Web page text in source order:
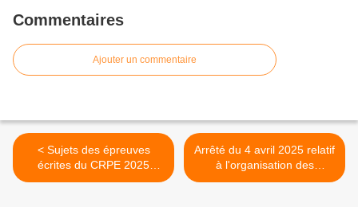
Commentaires
Ajouter un commentaire
< Sujets des épreuves
écrites du CRPE 2025
(groupements 1, 2 et 3)
Arrêté du 4 avril 2025 relatif
à l'organisation des
enseignements dans les